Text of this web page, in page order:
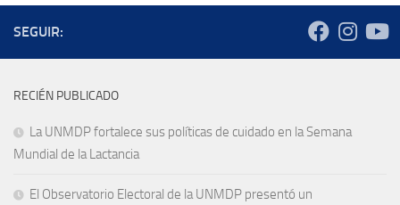
SEGUIR:
RECIÉN PUBLICADO
La UNMDP fortalece sus políticas de cuidado en la Semana
Mundial de la Lactancia
El Observatorio Electoral de la UNMDP presentó un